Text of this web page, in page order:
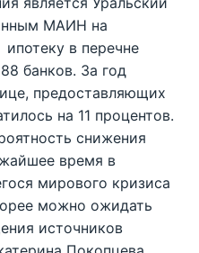
МАИН на
в перечне
банков. За год
предоставляющих
на 11 процентов.
снижения
время в
мирового кризиса
можно ожидать
источников